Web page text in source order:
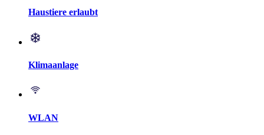
Haustiere erlaubt
Klimaanlage
WLAN